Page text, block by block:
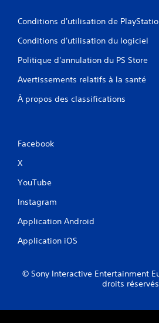
Conditions d'utilisation de
Conditions d'utilisation du logiciel
Politique d'annulation du PS Store
Avertissements relatifs à la santé
À propos des classifications
Facebook
X
YouTube
Instagram
Application Android
Application iOS
© Sony Interactive Entertainment
droits